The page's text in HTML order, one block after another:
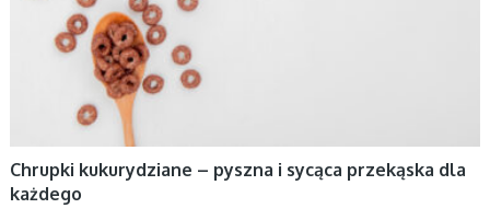
Chrupki kukurydziane – pyszna i sycąca przekąska dla
każdego